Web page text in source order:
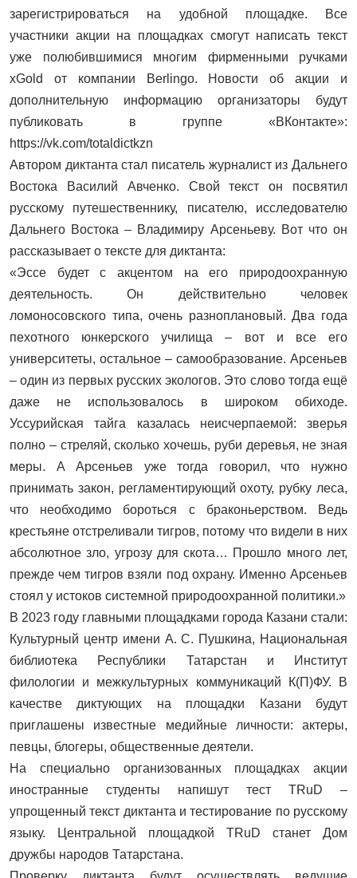
зарегистрироваться на удобной площадке. Все
участники акции на площадках смогут написать текст
уже полюбившимися многим фирменными ручками
хGold от компании Berlingo. Новости об акции и
дополнительную информацию организаторы будут
публиковать в группе «ВКонтакте»:
https://vk.com/totaldictkzn
Автором диктанта стал писатель журналист из Дальнего
Востока Василий Авченко. Свой текст он посвятил
русскому путешественнику, писателю, исследователю
Дальнего Востока – Владимиру Арсеньеву. Вот что он
рассказывает о тексте для диктанта:
«Эссе будет с акцентом на его природоохранную
деятельность. Он действительно человек
ломоносовского типа, очень разноплановый. Два года
пехотного юнкерского училища – вот и все его
университеты, остальное – самообразование. Арсеньев
– один из первых русских экологов. Это слово тогда ещё
даже не использовалось в широком обиходе.
Уссурийская тайга казалась неисчерпаемой: зверья
полно – стреляй, сколько хочешь, руби деревья, не зная
меры. А Арсеньев уже тогда говорил, что нужно
принимать закон, регламентирующий охоту, рубку леса,
что необходимо бороться с браконьерством. Ведь
крестьяне отстреливали тигров, потому что видели в них
абсолютное зло, угрозу для скота… Прошло много лет,
прежде чем тигров взяли под охрану. Именно Арсеньев
стоял у истоков системной природоохранной политики.»
В 2023 году главными площадками города Казани стали:
Культурный центр имени А. С. Пушкина, Национальная
библиотека Республики Татарстан и Институт
филологии и межкультурных коммуникаций К(П)ФУ. В
качестве диктующих на площадки Казани будут
приглашены известные медийные личности: актеры,
певцы, блогеры, общественные деятели.
На специально организованных площадках акции
иностранные студенты напишут тест TRuD –
упрощенный текст диктанта и тестирование по русскому
языку. Центральной площадкой TRuD станет Дом
дружбы народов Татарстана.